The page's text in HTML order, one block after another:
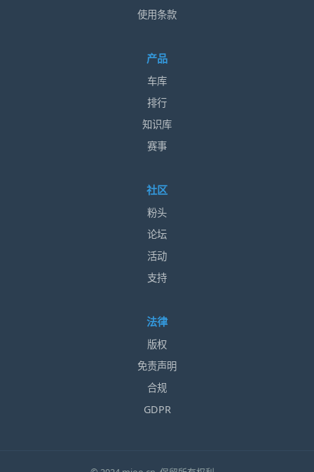
使用条款
产品
车库
排行
知识库
赛事
社区
粉头
论坛
活动
支持
法律
版权
免责声明
合规
GDPR